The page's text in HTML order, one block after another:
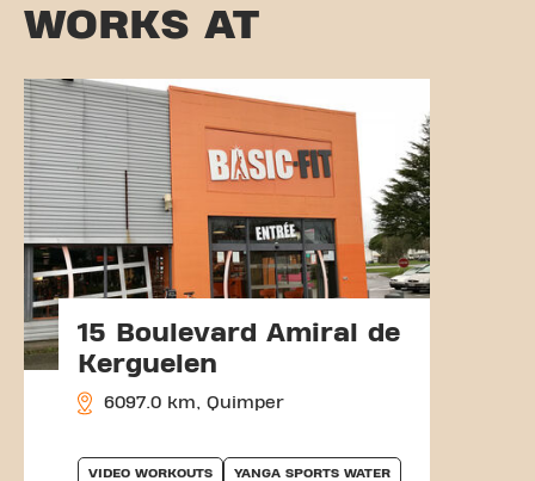
WORKS AT
15 Boulevard Amiral de
Kerguelen
6097.0 km, Quimper
VIDEO WORKOUTS YANGA SPORTS WATER